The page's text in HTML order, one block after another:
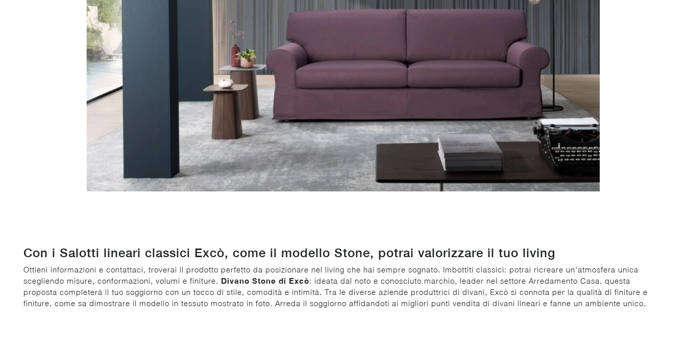
Con i Salotti lineari classici Excò, come il modello Stone, potrai valorizzare il tuo living
Ottieni informazioni e contattaci, troverai il prodotto perfetto da posizionare nel living che hai sempre sognato. Imbottiti classici: potrai ricreare un'atmosfera unica
scegliendo misure, conformazioni, volumi e finiture. Divano Stone di Excò: ideata dal noto e conosciuto marchio, leader nel settore Arredamento Casa, questa
proposta completerà il tuo soggiorno con un tocco di stile, comodità e intimità. Tra le diverse aziende produttrici di divani, Excò si connota per la qualità di finiture e
finiture, come sa dimostrare il modello in tessuto mostrato in foto. Arreda il soggiorno affidandoti ai migliori punti vendita di divani lineari e fanne un ambiente unico.